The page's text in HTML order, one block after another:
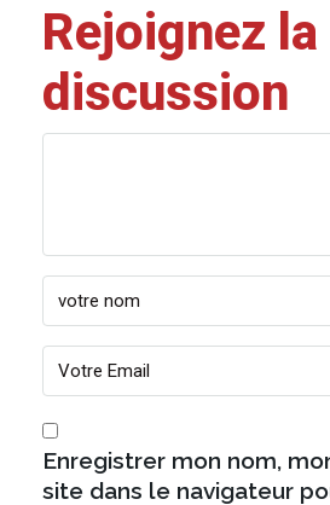
Rejoignez la
discussion
Enregistrer mon nom,
site dans le navigateur